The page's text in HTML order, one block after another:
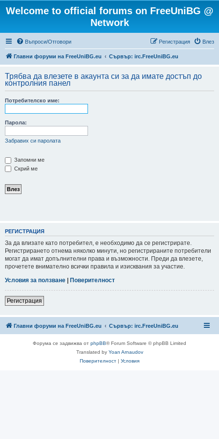
Welcome to official forums on FreeUniBG @
Network
Въпроси/Отговори Влез
Регистрация
Главни форуми на FreeUniBG.eu Сървър: irc.FreeUniBG.eu
Трябва да влезете в акаунта си за да имате достъп до
контролния панел
Потребителско име:
Парола:
Забравих си паролата
Запомни ме
Скрий ме
РЕГИСТРАЦИЯ
За да влизате като потребител, е необходимо да се регистрирате.
Регистрирането отнема няколко минути, но регистрираните потребители
могат да имат допълнителни права и възможности. Преди да влезете,
прочетете внимателно всички правила и изисквания за участие.
Условия за ползване | Поверителност
Регистрация
Главни форуми на FreeUniBG.eu Сървър: irc.FreeUniBG.eu
Форума се задвижва от phpBB® Forum Software © phpBB Limited
Translated by Yoan Arnaudov
Поверителност | Условия